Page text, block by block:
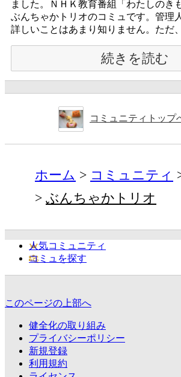
ました。ＮＨＫ教育番組「わたしのき
ぶんちゃかトリオのコミュです。管理
詳しいことはあまり知りません。ただ
続きを読む
コミュニティトップ
ホーム コミュニティ
ぶんちゃかトリオ
人気コミュニティ
コミュを探す
このページの上部へ
健全化の取り組み
プライバシーポリシー
新規登録
利用規約